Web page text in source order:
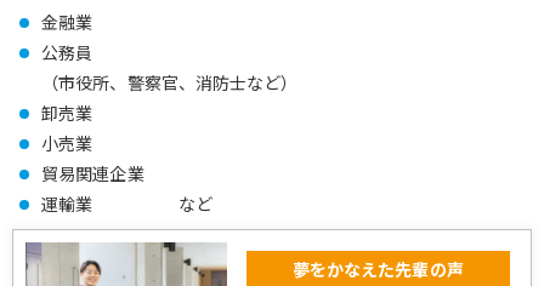
金融業
公務員
（市役所、警察官、消防士など）
卸売業
小売業
貿易関連企業
運輸業 など
夢をかなえた先輩の声